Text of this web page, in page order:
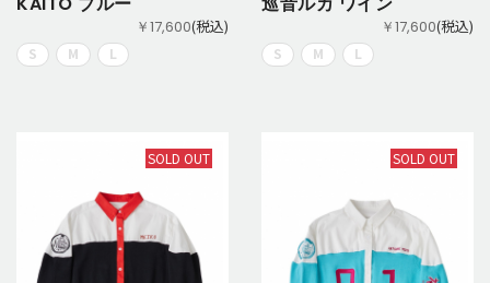
￥17,600(税込)
S M L
￥17,600(税込)
S M L
SOLD OUT SOLD OUT